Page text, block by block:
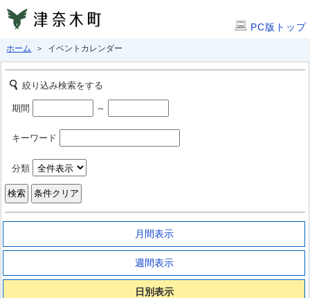
PC版トップ
ホーム ＞ イベントカレンダー
絞り込み検索をする
期間 ～
キーワード
分類
月間表示
週間表示
日別表示